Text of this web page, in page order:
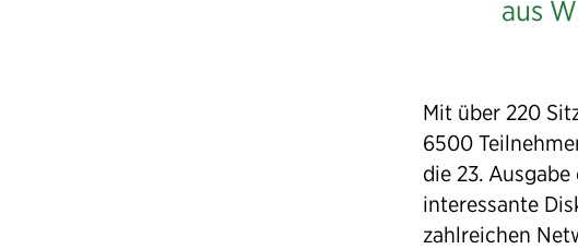
aus
Mit über 220
6500
die 23.
interessante
zahlreichen